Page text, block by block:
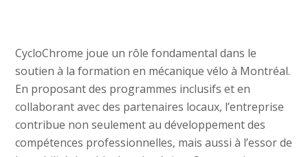
CycloChrome joue un rôle fondamental dans le
soutien à la formation en mécanique vélo à Montréal.
En proposant des programmes inclusifs et en
collaborant avec des partenaires locaux, l’entreprise
contribue non seulement au développement des
compétences professionnelles, mais aussi à l’essor de